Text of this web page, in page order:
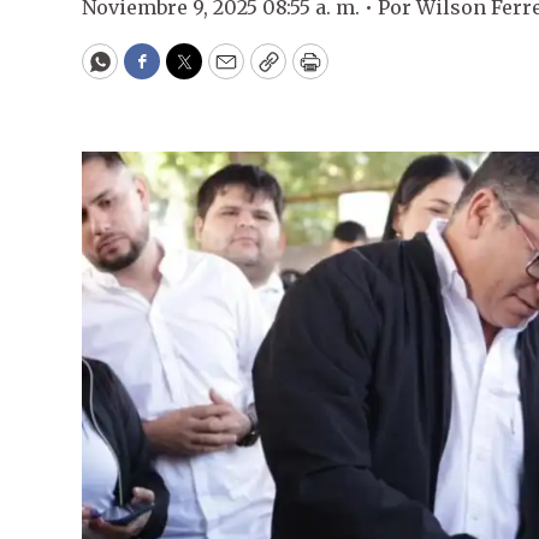
Noviembre 9, 2025 08:55 a. m. • PorWilson
WhatsApp
Facebook
Twitter
EmailCopyPrint